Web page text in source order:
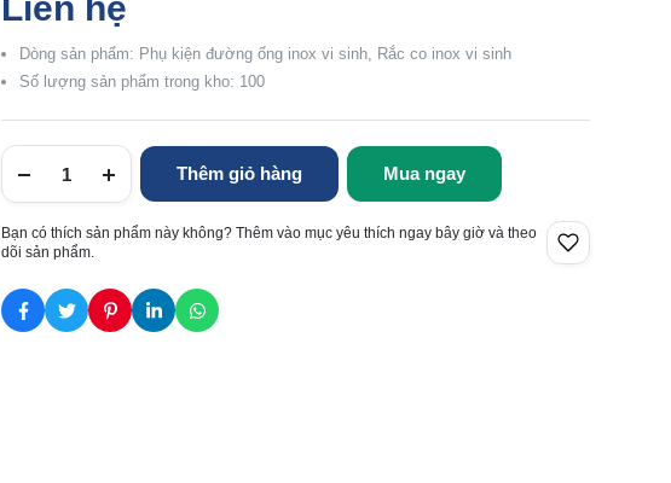
Dòng sản phẩm: Phụ kiện đường ống inox vi sinh, Rắc co inox vi sinh
Số lượng sản phẩm trong kho: 100
Thêm giỏ hàng Mua ngay
Bạn có thích sản phẩm này không? Thêm vào mục yêu thích ngay bây giờ và theo
dõi sản phẩm.